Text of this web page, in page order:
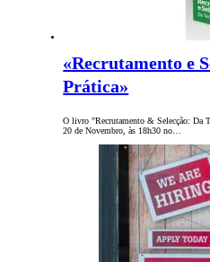
«Recrutamento e
Prática»
O livro "Recrutamento & Selecção: Da
20 de Novembro, às 18h30 no…